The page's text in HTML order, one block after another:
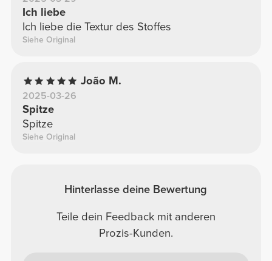
Ich liebe
Ich liebe die Textur des Stoffes
Siehe Original
João M.
2025-03-26
Spitze
Spitze
Siehe Original
Hinterlasse deine Bewertung
Teile dein Feedback mit anderen
Prozis-Kunden.